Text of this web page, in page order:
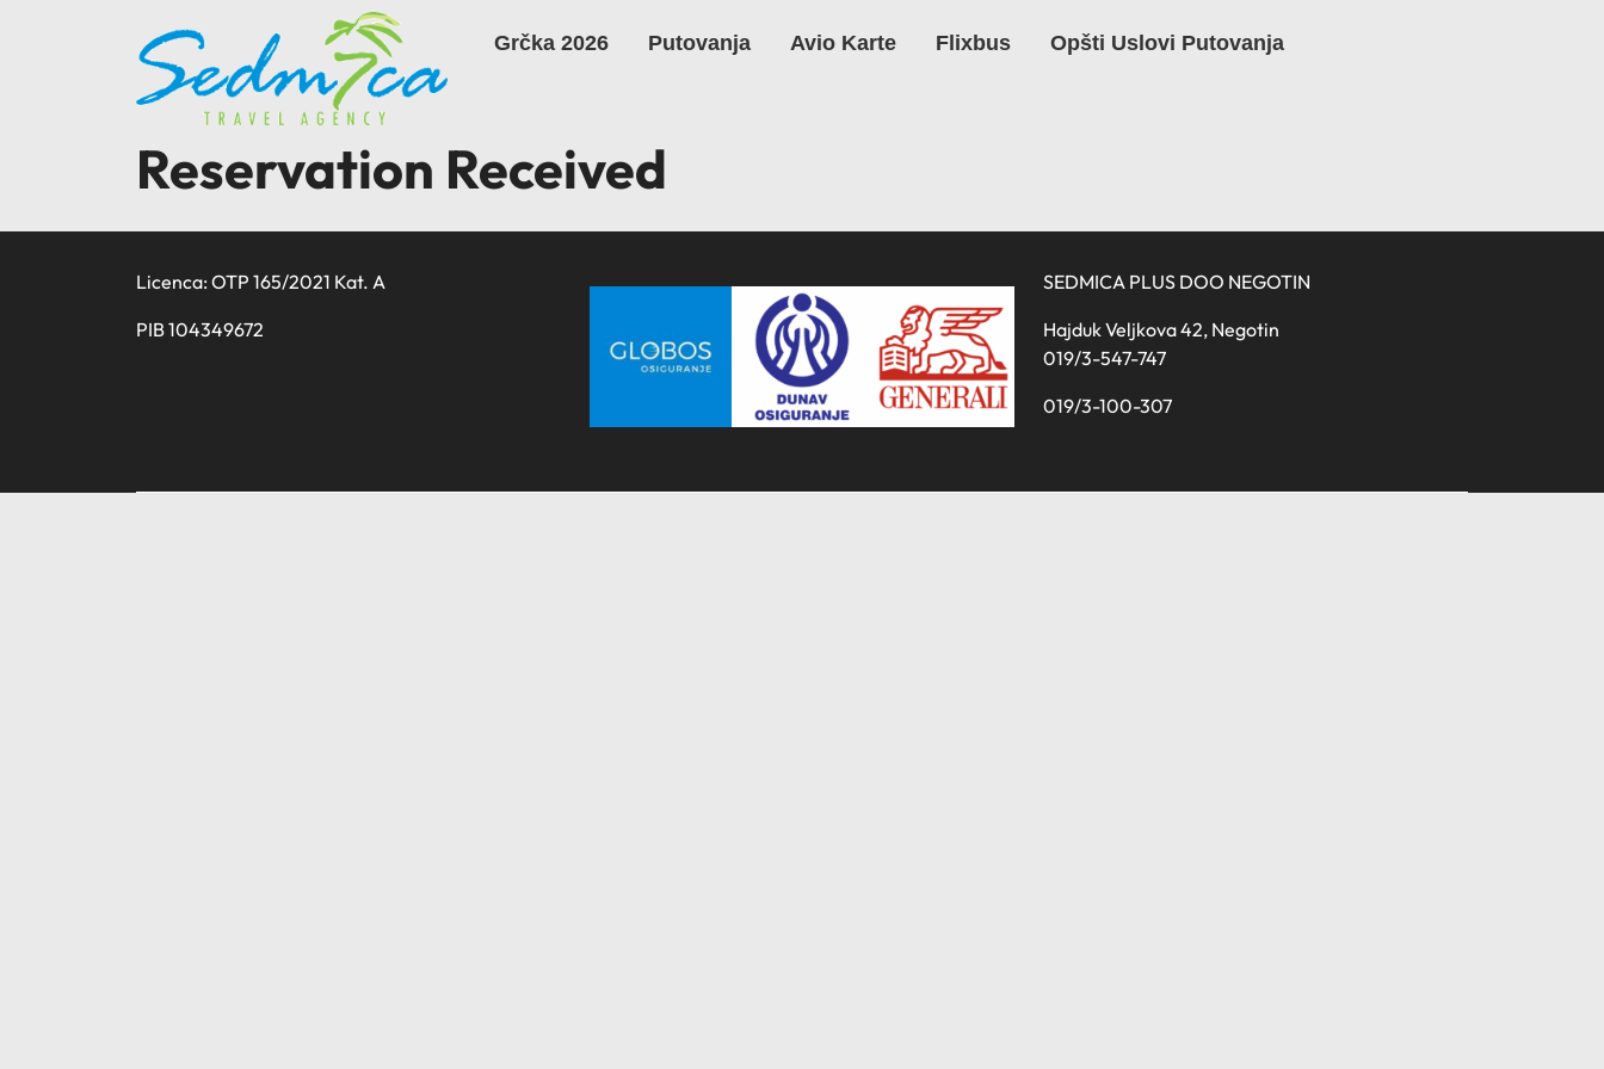
Grčka 2026 Putovanja Avio Karte Flixbus Opšti Uslovi Putovanja
Reservation Received
Licenca: OTP 165/2021 Kat. A
PIB 104349672
SEDMICA PLUS DOO NEGOTIN
Hajduk Veljkova 42, Negotin
019/3-547-747
019/3-100-307